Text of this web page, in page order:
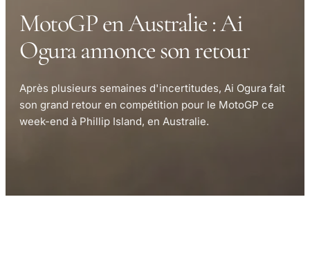
MotoGP en Australie : Ai
Ogura annonce son retour
Après plusieurs semaines d'incertitudes, Ai Ogura fait
son grand retour en compétition pour le MotoGP ce
week-end à Phillip Island, en Australie.